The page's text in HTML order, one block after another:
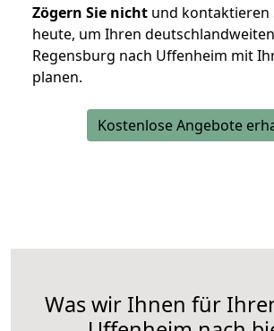
Zögern Sie nicht und kontaktieren
heute, um Ihren
Regensburg nach Uffenheim mit
planen.
Kostenlose Angebote
Was wir Ihnen für